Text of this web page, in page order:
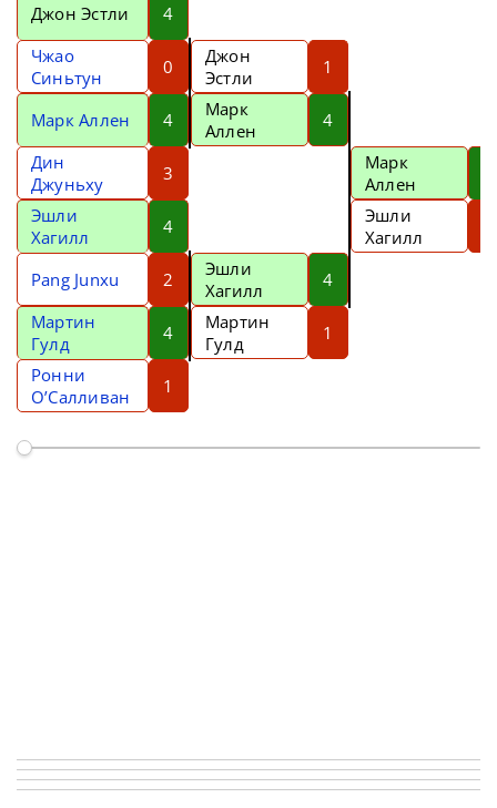
Джон Эстли
4
Чжао
Синьтун
0
Джон
Эстли
1
Марк Аллен 4
Марк
Аллен
4
Дин
Джуньху
3
Марк
Аллен
Эшли
Хагилл
4
Эшли
Хагилл
Pang Junxu 2
Эшли
Хагилл
4
Мартин
Гулд
4
Мартин
Гулд
1
Ронни
О’Салливан
1